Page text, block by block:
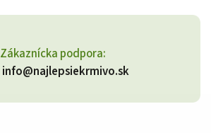
Zákaznícka podpora:
info@najlepsiekrmivo.sk